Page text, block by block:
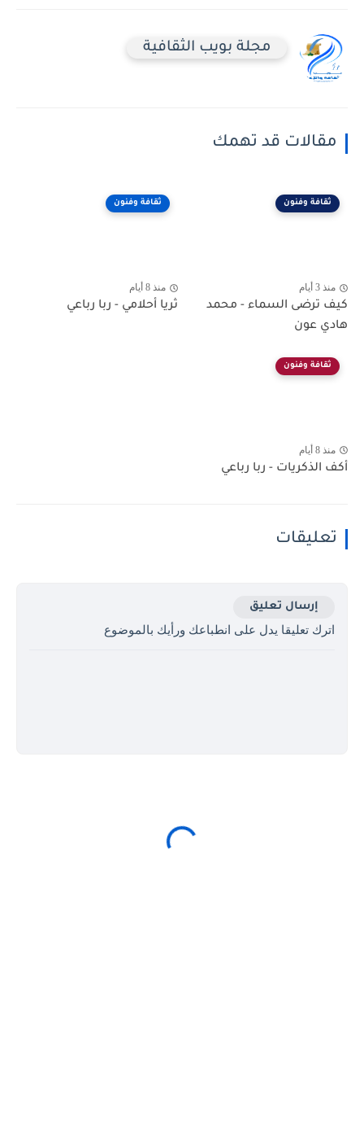
مجلة بويب الثقافية
مقالات قد تهمك
ثقافة وفنون
منذ 3 أيام
كيف ترضى السماء - محمد
هادي عون
ثقافة وفنون
منذ 8 أيام
ثريا أحلامي - ربا رباعي
ثقافة وفنون
منذ 8 أيام
أكف الذكريات - ربا رباعي
تعليقات
إرسال تعليق
اترك تعليقا يدل على انطباعك ورأيك بالموضوع